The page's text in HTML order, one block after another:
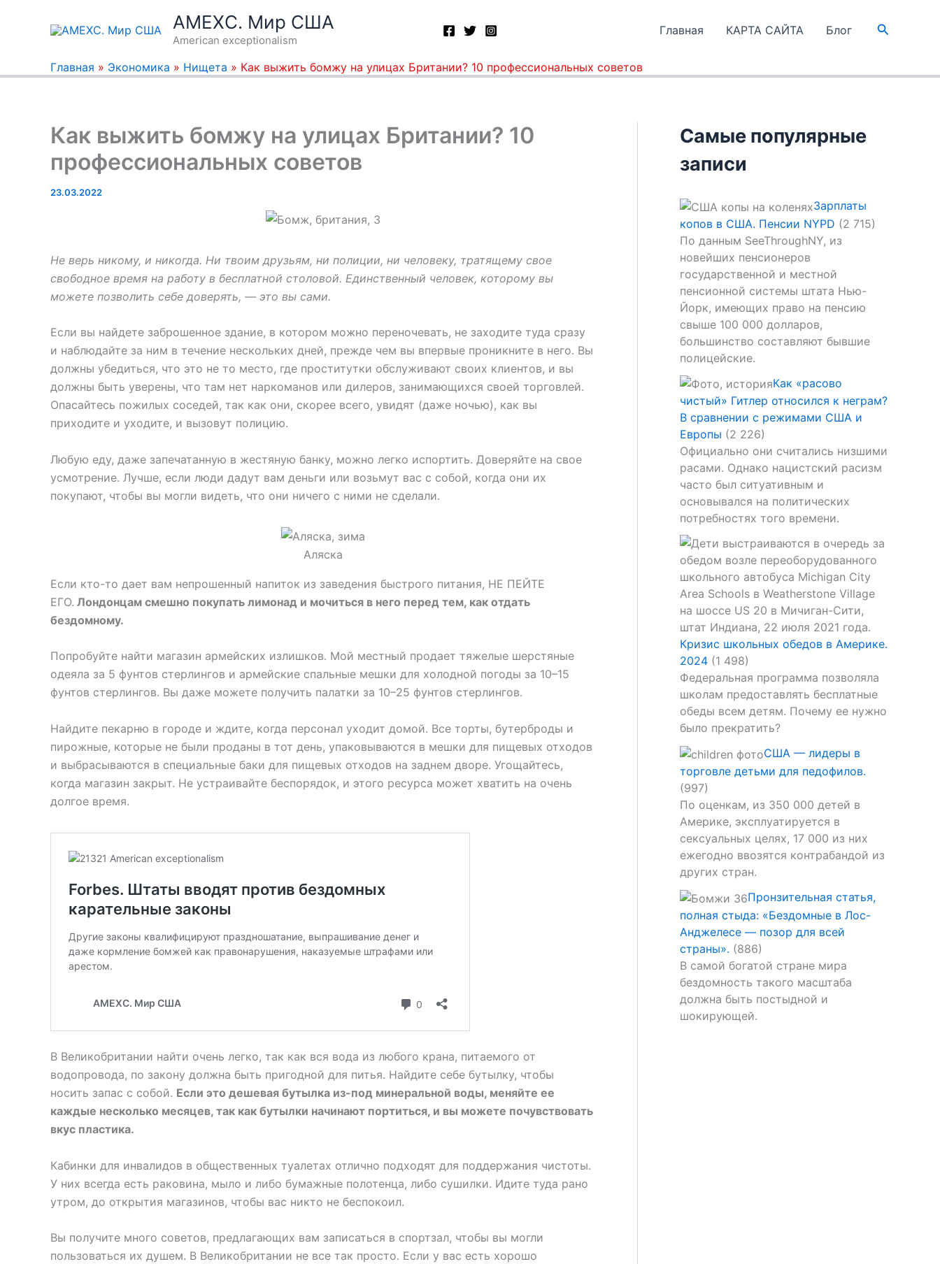
AMEXC. Мир США
American exceptionalism
Главная КАРТА САЙТА Блог Поиск
Главная » Экономика » Нищета » Как выжить бомжу на улицах Британии? 10 профессиональных советов
Как выжить бомжу на улицах Британии? 10
профессиональных советов
23.03.2022
Не верь никому, и никогда. Ни твоим друзьям, ни полиции, ни человеку, тратящему свое
свободное время на работу в бесплатной столовой. Единственный человек, которому вы
можете позволить себе доверять, — это вы сами.
Если вы найдете заброшенное здание, в котором можно переночевать, не заходите туда сразу
и наблюдайте за ним в течение нескольких дней, прежде чем вы впервые проникните в него. Вы
должны убедиться, что это не то место, где проститутки обслуживают своих клиентов, и вы
должны быть уверены, что там нет наркоманов или дилеров, занимающихся своей торговлей.
Опасайтесь пожилых соседей, так как они, скорее всего, увидят (даже ночью), как вы
приходите и уходите, и вызовут полицию.
Любую еду, даже запечатанную в жестяную банку, можно легко испортить. Доверяйте на свое
усмотрение. Лучше, если люди дадут вам деньги или возьмут вас с собой, когда они их
покупают, чтобы вы могли видеть, что они ничего с ними не сделали.
Аляска
Если кто-то дает вам непрошенный напиток из заведения быстрого питания, НЕ ПЕЙТЕ
ЕГО. Лондонцам смешно покупать лимонад и мочиться в него перед тем, как отдать
бездомному.
Попробуйте найти магазин армейских излишков. Мой местный продает тяжелые шерстяные
одеяла за 5 фунтов стерлингов и армейские спальные мешки для холодной погоды за 10–15
фунтов стерлингов. Вы даже можете получить палатки за 10–25 фунтов стерлингов.
Найдите пекарню в городе и ждите, когда персонал уходит домой. Все торты, бутерброды и
пирожные, которые не были проданы в тот день, упаковываются в мешки для пищевых отходов
и выбрасываются в специальные баки для пищевых отходов на заднем дворе. Угощайтесь,
когда магазин закрыт. Не устраивайте беспорядок, и этого ресурса может хватить на очень
долгое время.
В Великобритании найти очень легко, так как вся вода из любого крана, питаемого от
водопровода, по закону должна быть пригодной для питья. Найдите себе бутылку, чтобы
носить запас с собой. Если это дешевая бутылка из-под минеральной воды, меняйте ее
каждые несколько месяцев, так как бутылки начинают портиться, и вы можете почувствовать
вкус пластика.
Кабинки для инвалидов в общественных туалетах отлично подходят для поддержания чистоты.
У них всегда есть раковина, мыло и либо бумажные полотенца, либо сушилки. Идите туда рано
утром, до открытия магазинов, чтобы вас никто не беспокоил.
Вы получите много советов, предлагающих вам записаться в спортзал, чтобы вы могли
пользоваться их душем. В Великобритании не все так просто. Если у вас есть хорошо
Самые популярные
записи
Зарплаты
копов в США. Пенсии NYPD (2 715)
По данным SeeThroughNY, из
новейших пенсионеров
государственной и местной
пенсионной системы штата Нью-
Йорк, имеющих право на пенсию
свыше 100 000 долларов,
большинство составляют бывшие
полицейские.
Как «расово
чистый» Гитлер относился к неграм?
В сравнении с режимами США и
Европы (2 226)
Официально они считались низшими
расами. Однако нацистский расизм
часто был ситуативным и
основывался на политических
потребностях того времени.
Кризис школьных обедов в Америке.
2024 (1 498)
Федеральная программа позволяла
школам предоставлять бесплатные
обеды всем детям. Почему ее нужно
было прекратить?
США — лидеры в
торговле детьми для педофилов.
(997)
По оценкам, из 350 000 детей в
Америке, эксплуатируется в
сексуальных целях, 17 000 из них
ежегодно ввозятся контрабандой из
других стран.
Пронзительная статья,
полная стыда: «Бездомные в Лос-
Анджелесе — позор для всей
страны». (886)
В самой богатой стране мира
бездомность такого масштаба
должна быть постыдной и
шокирующей.